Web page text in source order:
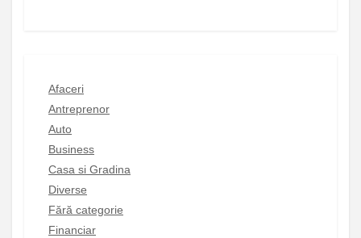
Afaceri
Antreprenor
Auto
Business
Casa si Gradina
Diverse
Fără categorie
Financiar